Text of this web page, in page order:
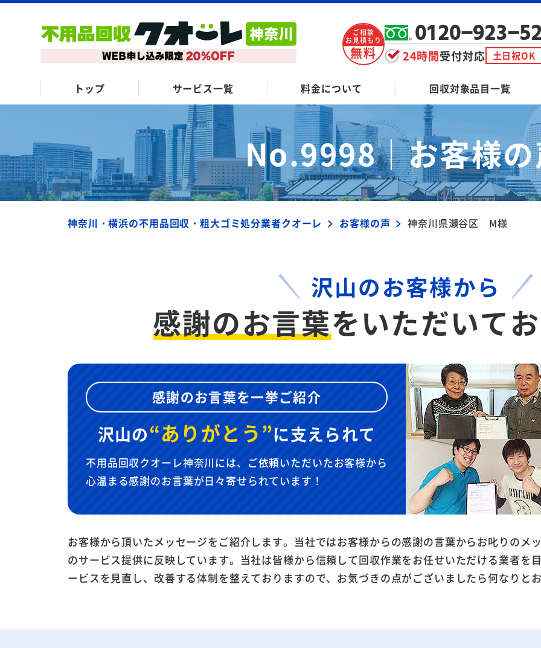
ご相談
お見積もり
無料
0120-923-
24時間受付対応 土日祝OK
トップ サービス一覧 料金について 回収対象品目一覧
No.9998｜お客様
神奈川・横浜の不用品回収・粗大ゴミ処分業者クオーレ お客様の声 神奈川県瀬谷区 M様
沢山のお客様から
感謝のお言葉をいただいて
感謝のお言葉を一挙ご紹介
沢山の“ありがとう”に支えられて
不用品回収クオーレ神奈川には、ご依頼いただいたお客様から
心温まる感謝のお言葉が日々寄せられています！
お客様から頂いたメッセージをご紹介します。当社ではお客様からの感謝の言葉からお叱りのメ
のサービス提供に反映しています。当社は皆様から信頼して回収作業をお任せいただける業者を
ービスを見直し、改善する体制を整えておりますので、お気づきの点がございましたら何なりと